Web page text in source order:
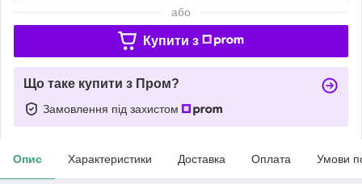
або
Купити з
Що таке купити з Пром?
Замовлення під захистом
Опис Характеристики Доставка Оплата Умови